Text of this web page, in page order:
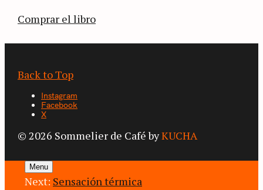
Comprar el libro
Back to Top
Instagram
Facebook
X
© 2026 Sommelier de Café byKUCHA
Menu
Next: Sensación térmica